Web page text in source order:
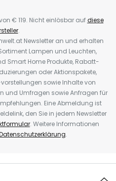
€ 119. Nicht einlösbar aufdiese
.
Newsletter an und erhalten
Lampen und Leuchten,
Smart Home Produkte, Rabatt-
oder Aktionspakete,
sowie Inhalte von
und Umfragen sowie Anfragen für
Eine Abmeldung ist
den Sie in jedem Newsletter
. Weitere Informationen
.